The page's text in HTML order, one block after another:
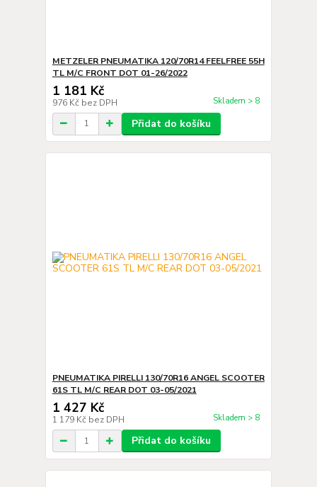
METZELER PNEUMATIKA 120/70R14 FEELFREE 55H
TL M/C FRONT DOT 01-26/2022
1 181 Kč
976 Kč bez DPH Skladem > 8
Přidat do košíku
PNEUMATIKA PIRELLI 130/70R16 ANGEL SCOOTER
61S TL M/C REAR DOT 03-05/2021
1 427 Kč
1 179 Kč bez DPH Skladem > 8
Přidat do košíku